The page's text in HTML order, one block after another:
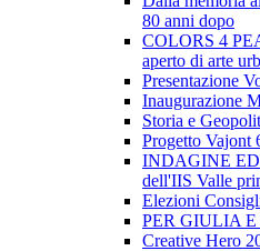
80 anni dopo
COLORS 4
aperto di arte
Presentazione
Inaugurazione
Storia e
Progetto Vajont
INDAGINE
dell'IIS Valle
Elezioni
PER GIULIA
Creative Hero